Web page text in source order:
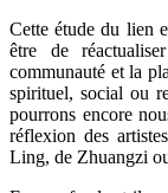
Cette étude du lien
être de
communauté et la
spirituel, social ou
pourrons encore
réflexion des
Ling, de Zhuangzi